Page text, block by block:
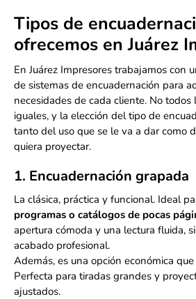
Tipos de
ofrecemos en Juárez
En Juárez Impresores trabajamos con
de sistemas de encuadernación para
necesidades de cada cliente. No todos
iguales, y la elección del tipo de
tanto del uso que se le va a dar como
quiera proyectar.
1. Encuadernación grapada
La clásica, práctica y funcional. Ideal
programas o catálogos de pocas
apertura cómoda y una lectura fluida,
acabado profesional.
Además, es una opción económica
Perfecta para tiradas grandes y
ajustados.